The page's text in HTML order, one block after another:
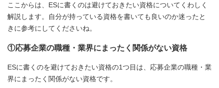
ここからは、ESに書くのは避けておきたい資格についてくわしく
解説します。自分が持っている資格を書いても良いのか迷ったと
きに参考にしてくださいね。
①応募企業の職種・業界にまったく関係がない資格
ESに書くのを避けておきたい資格の1つ目は、応募企業の職種・業
界にまったく関係がない資格です。